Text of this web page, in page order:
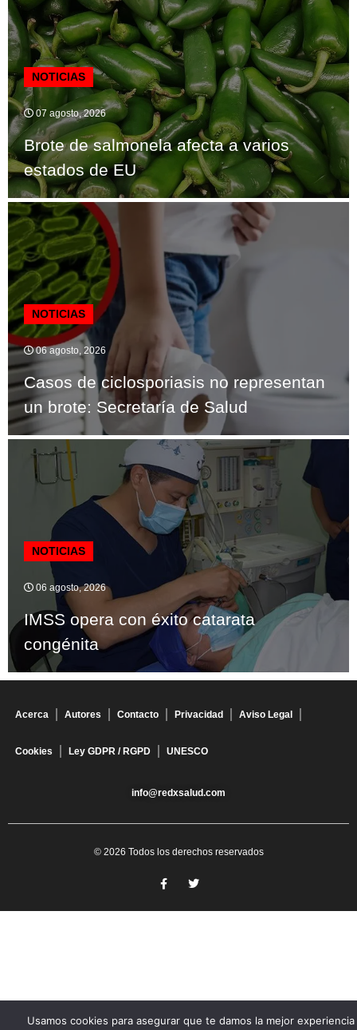
NOTICIAS
07 agosto, 2026
Brote de salmonela afecta a varios
estados de EU
NOTICIAS
06 agosto, 2026
Casos de ciclosporiasis no representan
un brote: Secretaría de Salud
NOTICIAS
06 agosto, 2026
IMSS opera con éxito catarata
congénita
Acerca Autores Contacto Privacidad Aviso Legal
Cookies Ley GDPR / RGPD UNESCO
info@redxsalud.com
© 2026 Todos los derechos reservados
Usamos cookies para asegurar que te damos la mejor experiencia